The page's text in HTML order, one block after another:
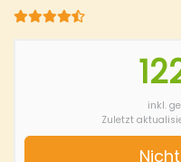
inkl.
Zuletzt